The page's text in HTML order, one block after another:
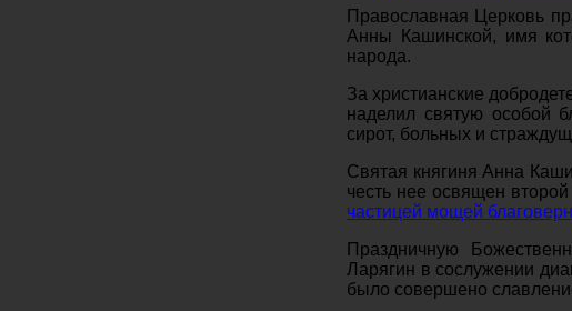
Православная Церковь
Анны Кашинской, имя
народа.
За христианские
наделил святую особой
сирот, больных и
Святая княгиня Анна
честь нее освящен
частицей мощей
Праздничную
Ларягин в сослужении
было совершено